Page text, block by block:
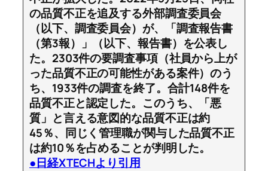
の品質不正を追及する外部調査委員会
（以下、調査委員会）が、「調査報告書
（第3報）」（以下、報告書）を公表し
た。2303件の要調査事項（社員から上が
った品質不正の可能性がある案件）のう
ち、1933件の調査を終了。合計148件を
品質不正と認定した。このうち、「悪
質」と言える意図的な品質不正は約
45％、同じく管理職が関与した品質不正
は約10％を占めることが判明した。
●日経XTECHより引用